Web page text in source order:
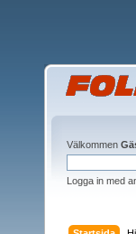
Välkommen
Logga in med